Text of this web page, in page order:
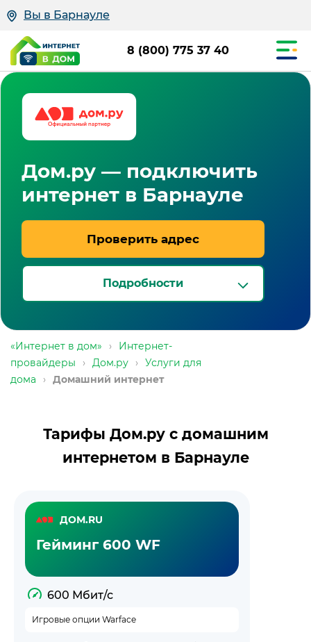
Вы в Барнауле
8 (800) 775 37 40
Дом.ру — подключить
интернет в Барнауле
Проверить адрес
Подробности
«Интернет в дом» ›
Интернет-
провайдеры
› Дом.ру ›
Услуги для
дома
› Домашний интернет
Тарифы Дом.ру с домашним
интернетом в Барнауле
ДОМ.RU
Гейминг 600 WF
600 Мбит/с
Игровые опции Warface